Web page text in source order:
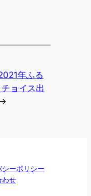
年ふる
チョイス出
→
シーポリシー
わせ